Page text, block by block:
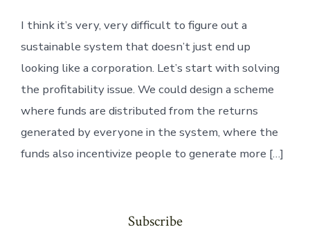
I think it’s very, very difficult to figure out a
sustainable system that doesn’t just end up
looking like a corporation. Let’s start with solving
the profitability issue. We could design a scheme
where funds are distributed from the returns
generated by everyone in the system, where the
funds also incentivize people to generate more […]
Subscribe